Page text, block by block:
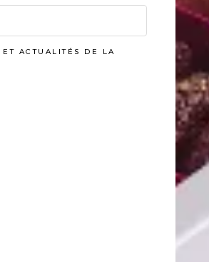
ACTUALITÉS DE LA